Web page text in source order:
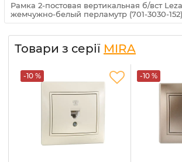
Рамка 2-постовая вертикальная б/вст
жемчужно-белый перламутр (701-3030-152)
Товари з серії MIRA
-10 % -10 %